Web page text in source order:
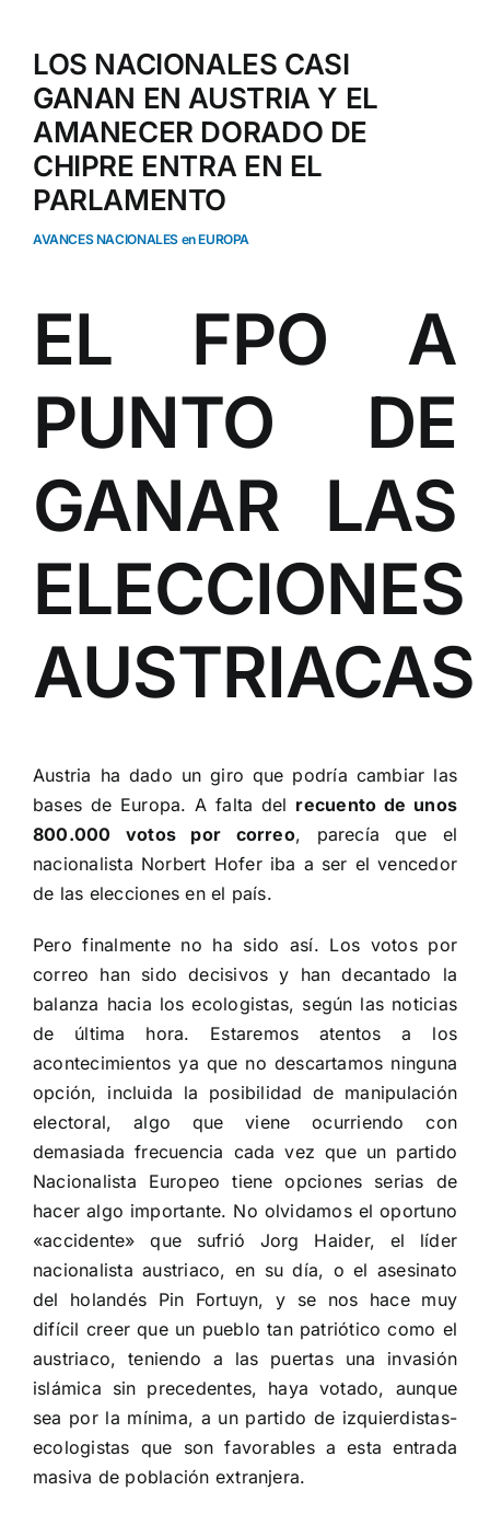
LOS NACIONALES CASI
GANAN EN AUSTRIA Y EL
AMANECER DORADO DE
CHIPRE ENTRA EN EL
PARLAMENTO
AVANCES NACIONALES en EUROPA
EL FPO A
PUNTO DE
GANAR LAS
ELECCIONES
AUSTRIACAS
Austria ha dado un giro que podría cambiar las
bases de Europa. A falta del recuento de unos
800.000 votos por correo, parecía que el
nacionalista Norbert Hofer iba a ser el vencedor
de las elecciones en el país.
Pero finalmente no ha sido así. Los votos por
correo han sido decisivos y han decantado la
balanza hacia los ecologistas, según las noticias
de última hora. Estaremos atentos a los
acontecimientos ya que no descartamos ninguna
opción, incluida la posibilidad de manipulación
electoral, algo que viene ocurriendo con
demasiada frecuencia cada vez que un partido
Nacionalista Europeo tiene opciones serias de
hacer algo importante. No olvidamos el oportuno
«accidente» que sufrió Jorg Haider, el líder
nacionalista austriaco, en su día, o el asesinato
del holandés Pin Fortuyn, y se nos hace muy
difícil creer que un pueblo tan patriótico como el
austriaco, teniendo a las puertas una invasión
islámica sin precedentes, haya votado, aunque
sea por la mínima, a un partido de izquierdistas-
ecologistas que son favorables a esta entrada
masiva de población extranjera.